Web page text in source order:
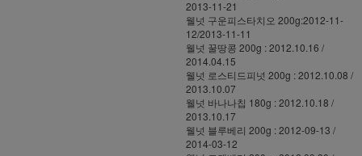
2013-11-21
웰넛 구운피스타치오 200g:2012-11-
12/2013-11-11
웰넛 꿀땅콩 200g : 2012.10.16 /
2014.04.15
웰넛 로스티드피넛 200g : 2012.10.08 /
2013.10.07
웰넛 바나나칩 180g : 2012.10.18 /
2013.10.17
웰넛 블루베리 200g : 2012-09-13 /
2014-03-12